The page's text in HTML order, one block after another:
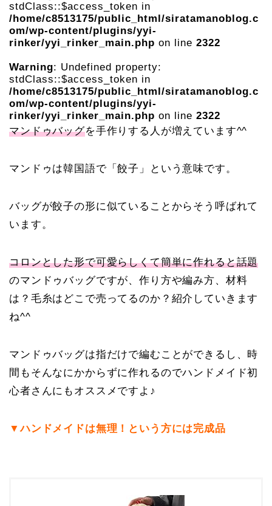
stdClass::$access_token in
/home/c8513175/public_html/siratamanoblog.c
om/wp-content/plugins/yyi-
rinker/yyi_rinker_main.php on line 2322
Warning: Undefined property:
stdClass::$access_token in
/home/c8513175/public_html/siratamanoblog.c
om/wp-content/plugins/yyi-
rinker/yyi_rinker_main.php on line 2322
マンドゥバッグを手作りする人が増えています^^
マンドゥは韓国語で「餃子」という意味です。
バッグが餃子の形に似ていることからそう呼ばれて
います。
コロンとした形で可愛らしくて簡単に作れると話題
のマンドゥバッグですが、作り方や編み方、材料
は？毛糸はどこで売ってるのか？紹介していきます
ね^^
マンドゥバッグは指だけで編むことができるし、時
間もそんなにかからずに作れるのでハンドメイド初
心者さんにもオススメですよ♪
▼ハンドメイドは無理！という方には完成品